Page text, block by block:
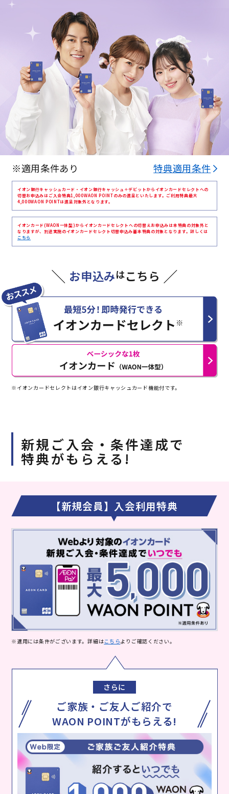
※適用条件あり 特典適用条件
イオン銀行キャッシュカード・イオン銀行キャッシュ＋デビットからイオンカードセレクトへの
切替お申込みはご入会特典1,000WAON POINTのみの進呈といたします。ご利用特典最大
4,000WAON POINTは進呈対象外となります。
イオンカード(WAON一体型)からイオンカードセレクトへの切替えお申込みは本特典の対象外と
なりますが、別途実施のイオンカードセレクト切替申込み基本特典の対象となります。詳しくは
こちら
お申込みはこちら
※イオンカードセレクトはイオン銀行キャッシュカード機能付です。
新規ご入会・条件達成で
特典がもらえる!
【新規会員】入会利用特典
※適用には条件がございます。詳細はこちらよりご確認ください。
さらに
ご家族・ご友人ご紹介で
WAON POINTがもらえる!